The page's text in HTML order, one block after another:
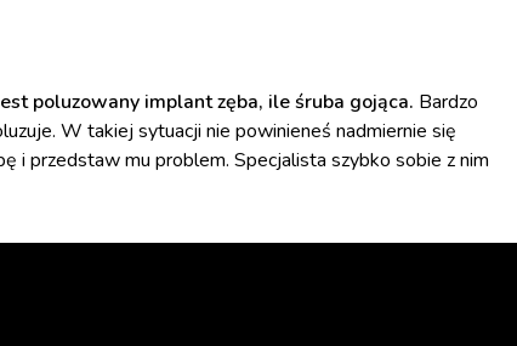
poluzowany implant zęba, ile śruba gojąca. Bardzo
W takiej sytuacji nie powinieneś nadmiernie się
i przedstaw mu problem. Specjalista szybko sobie z nim